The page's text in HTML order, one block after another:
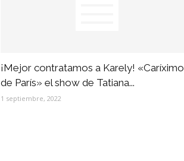
¡Mejor contratamos a Karely! «Caríximo
de París» el show de Tatiana...
1 septiembre, 2022